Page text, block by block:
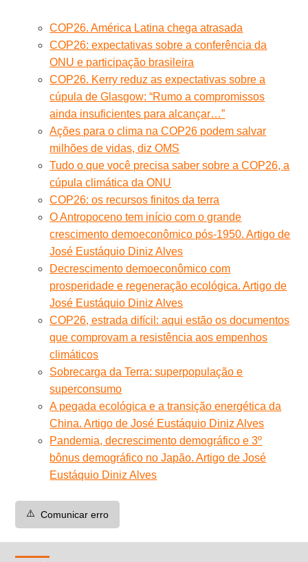
COP26. América Latina chega atrasada
COP26: expectativas sobre a conferência da
ONU e participação brasileira
COP26. Kerry reduz as expectativas sobre a
cúpula de Glasgow: “Rumo a compromissos
ainda insuficientes para alcançar…”
Ações para o clima na COP26 podem salvar
milhões de vidas, diz OMS
Tudo o que você precisa saber sobre a COP26, a
cúpula climática da ONU
COP26: os recursos finitos da terra
O Antropoceno tem início com o grande
crescimento demoeconômico pós-1950. Artigo de
José Eustáquio Diniz Alves
Decrescimento demoeconômico com
prosperidade e regeneração ecológica. Artigo de
José Eustáquio Diniz Alves
COP26, estrada difícil: aqui estão os documentos
que comprovam a resistência aos empenhos
climáticos
Sobrecarga da Terra: superpopulação e
superconsumo
A pegada ecológica e a transição energética da
China. Artigo de José Eustáquio Diniz Alves
Pandemia, decrescimento demográfico e 3º
bônus demográfico no Japão. Artigo de José
Eustáquio Diniz Alves
⚠️ Comunicar erro